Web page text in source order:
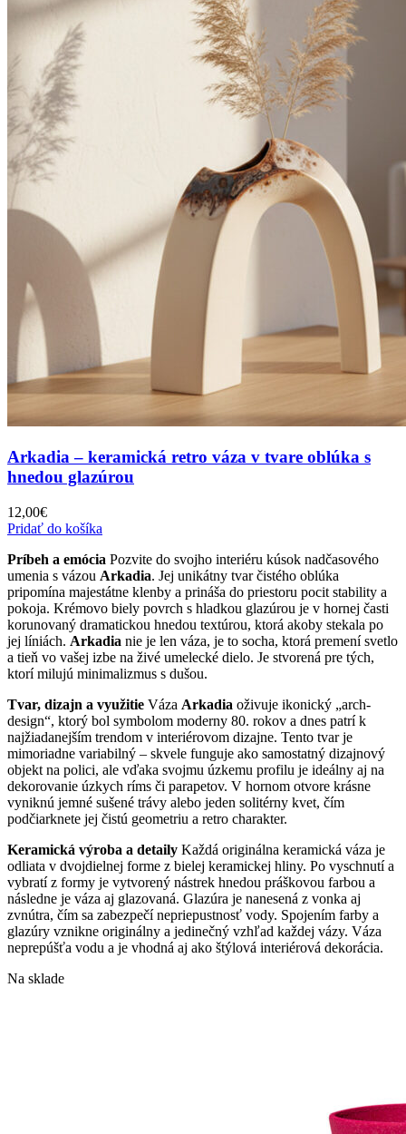
Arkadia – keramická retro váza v tvare oblúka s
hnedou glazúrou
12,00€
Pridať do košíka
Príbeh a emócia Pozvite do svojho interiéru kúsok nadčasového
umenia s vázou Arkadia. Jej unikátny tvar čistého oblúka
pripomína majestátne klenby a prináša do priestoru pocit stability a
pokoja. Krémovo biely povrch s hladkou glazúrou je v hornej časti
korunovaný dramatickou hnedou textúrou, ktorá akoby stekala po
jej líniách. Arkadia nie je len váza, je to socha, ktorá premení svetlo
a tieň vo vašej izbe na živé umelecké dielo. Je stvorená pre tých,
ktorí milujú minimalizmus s dušou.
Tvar, dizajn a využitie Váza Arkadia oživuje ikonický „arch-
design“, ktorý bol symbolom moderny 80. rokov a dnes patrí k
najžiadanejším trendom v interiérovom dizajne. Tento tvar je
mimoriadne variabilný – skvele funguje ako samostatný dizajnový
objekt na polici, ale vďaka svojmu úzkemu profilu je ideálny aj na
dekorovanie úzkych ríms či parapetov. V hornom otvore krásne
vyniknú jemné sušené trávy alebo jeden solitérny kvet, čím
podčiarknete jej čistú geometriu a retro charakter.
Keramická výroba a detaily Každá originálna keramická váza je
odliata v dvojdielnej forme z bielej keramickej hliny. Po vyschnutí a
vybratí z formy je vytvorený nástrek hnedou práškovou farbou a
následne je váza aj glazovaná. Glazúra je nanesená z vonka aj
zvnútra, čím sa zabezpečí nepriepustnosť vody. Spojením farby a
glazúry vznikne originálny a jedinečný vzhľad každej vázy. Váza
neprepúšťa vodu a je vhodná aj ako štýlová interiérová dekorácia.
Na sklade